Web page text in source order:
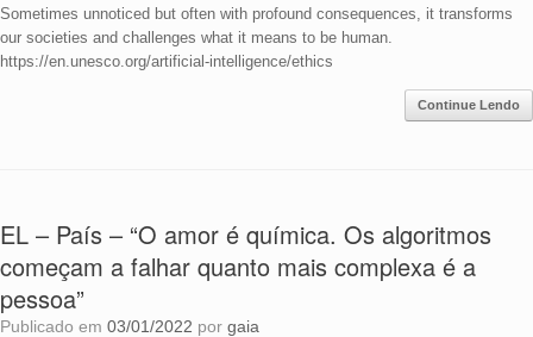
Sometimes unnoticed but often with profound consequences, it transforms
our societies and challenges what it means to be human.
https://en.unesco.org/artificial-intelligence/ethics
Continue Lendo
EL – País – “O amor é química. Os algoritmos
começam a falhar quanto mais complexa é a
pessoa”
Publicado em 03/01/2022 por gaia